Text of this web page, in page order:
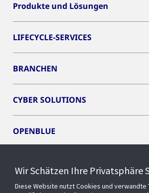
Produkte und Lösungen
LIFECYCLE-SERVICES
BRANCHEN
CYBER SOLUTIONS
OPENBLUE
Wir Schätzen Ihre Privatsphäre
Diese Website nutzt Cookies und verwandte